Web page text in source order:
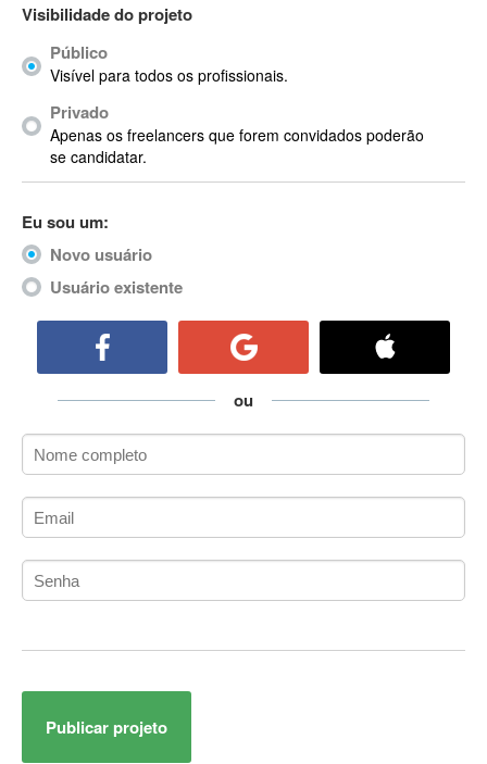
ACPI
Acrobat X
ACT
Actian
Actimize
ActionScript 3
Active Directory
ActiveCollab
ActiveX
ActiveX Data Objects (ADO)
Ada
Adianti Framework
ADK
Administração
Administração de Artistas e Repertórios
Administração de Redes
Administração PostgreSQL
ADO.NET Entity Framework
Visibilidade do projeto
Público
Visível para todos os profissionais.
Privado
Apenas os freelancers que forem convidados poderão
se candidatar.
Eu sou um:
Novo usuário
Usuário existente
ou
Publicar projeto